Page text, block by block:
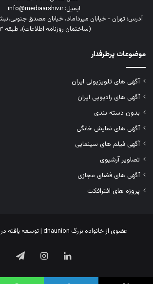
ایمیل: info@mediaarshiv.ir
(ساختمان روزنامه اطلاعات)، طبقه ۱۳
موضوعات پرطرفدار
آگهی های تلویزیونی ایران
آگهی های رادیویی ایران
بدون دسته بندی
آگهی های نمایش خانگی
آگهی فیلم های سینمایی
تصاویر آرشیوی
آگهی های فضای مجازی
پروژه های افترافکت
عضوی از خانواده بزرگ dnaunion | توسعه یافته در
لینکدیناینستاگرامتلگرام